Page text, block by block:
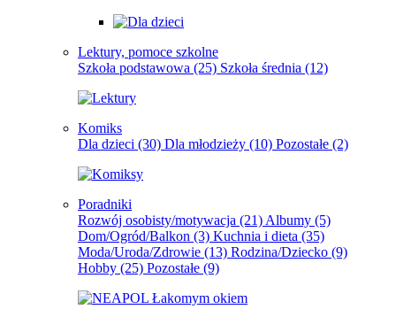
Lektury, pomoce szkolne
Szkoła podstawowa (25) Szkoła średnia (12)
Komiks
Dla dzieci (30) Dla młodzieży (10) Pozostałe (2)
Poradniki
Rozwój osobisty/motywacja (21) Albumy (5)
Dom/Ogród/Balkon (3) Kuchnia i dieta (35)
Moda/Uroda/Zdrowie (13) Rodzina/Dziecko (9)
Hobby (25) Pozostałe (9)